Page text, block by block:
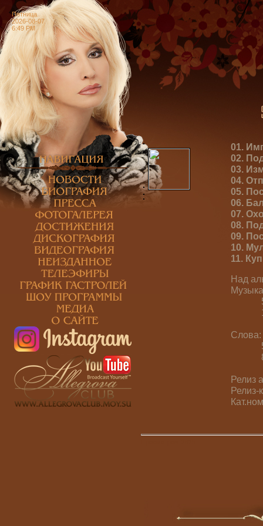
Пятница
2026-08-07
6:49 PM
01.
02.
03.
04.
05.
06.
07.
08.
09.
10.
11.
Над
5, 6,
11 -
Слова:
5 -
8 -
Релиз